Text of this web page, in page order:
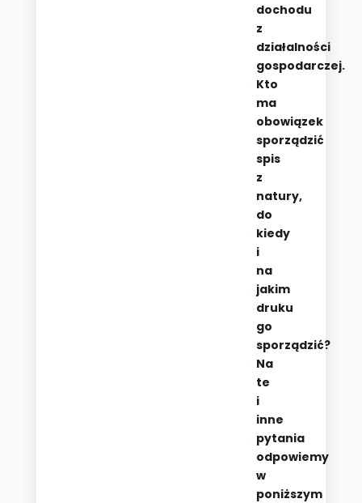
dochodu
z
działalności
gospodarczej.
Kto
ma
obowiązek
sporządzić
spis
z
natury,
do
kiedy
i
na
jakim
druku
go
sporządzić?
Na
te
i
inne
pytania
odpowiemy
w
poniższym